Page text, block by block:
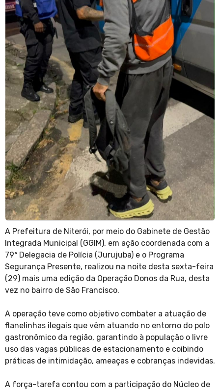
A Prefeitura de Niterói, por meio do Gabinete de Gestão
Integrada Municipal (GGIM), em ação coordenada com a
79ª Delegacia de Polícia (Jurujuba) e o Programa
Segurança Presente, realizou na noite desta sexta-feira
(29) mais uma edição da Operação Donos da Rua, desta
vez no bairro de São Francisco.
A operação teve como objetivo combater a atuação de
flanelinhas ilegais que vêm atuando no entorno do polo
gastronômico da região, garantindo à população o livre
uso das vagas públicas de estacionamento e coibindo
práticas de intimidação, ameaças e cobranças indevidas.
A força-tarefa contou com a participação do Núcleo de